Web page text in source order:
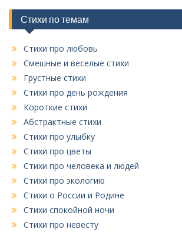
к
Стихи по темам
Стихи про любовь
Смешные и веселые стихи
Грустные стихи
Стихи про день рождения
Короткие стихи
Абстрактные стихи
Стихи про улыбку
Стихи про цветы
Стихи про человека и людей
Стихи про экологию
Стихи о России и Родине
Стихи спокойной ночи
Стихи про невесту